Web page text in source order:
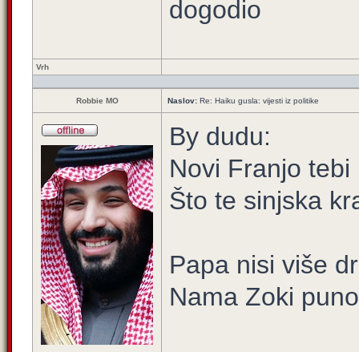
dogodio
Vrh
Robbie MO Naslov: Re: Haiku gusla: vijesti iz politike
By dudu:
Novi Franjo
Što te sinjska
Papa nisi više
Nama Zoki